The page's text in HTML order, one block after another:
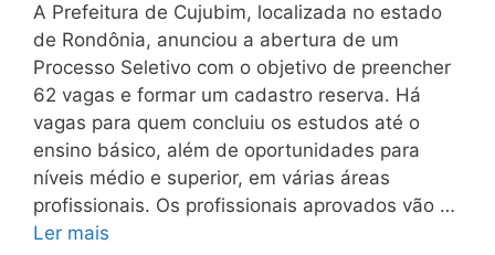
A Prefeitura de Cujubim, localizada no estado
de Rondônia, anunciou a abertura de um
Processo Seletivo com o objetivo de preencher
62 vagas e formar um cadastro reserva. Há
vagas para quem concluiu os estudos até o
ensino básico, além de oportunidades para
níveis médio e superior, em várias áreas
profissionais. Os profissionais aprovados vão …
Ler mais